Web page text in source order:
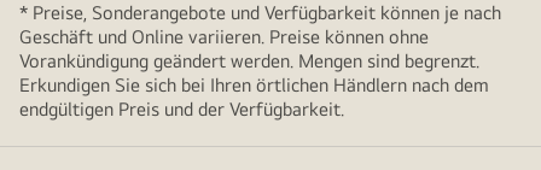
* Preise, Sonderangebote und Verfügbarkeit können je nach
Geschäft und Online variieren. Preise können ohne
Vorankündigung geändert werden. Mengen sind begrenzt.
Erkundigen Sie sich bei Ihren örtlichen Händlern nach dem
endgültigen Preis und der Verfügbarkeit.